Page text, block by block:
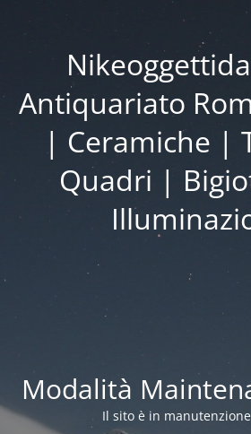
Antiquariato
| Ceramiche |
Quadri |
Modalità
Il sito è in